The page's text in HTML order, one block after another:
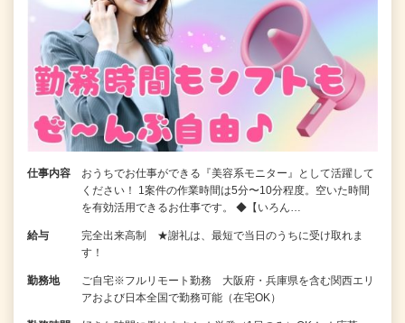
仕事内容
おうちでお仕事ができる『美容系モニター』として活躍して
ください！ 1案件の作業時間は5分〜10分程度。空いた時間
を有効活用できるお仕事です。 ◆【いろん…
給与
完全出来高制 ★謝礼は、最短で当日のうちに受け取れま
す！
勤務地
ご自宅※フルリモート勤務 大阪府・兵庫県を含む関西エリ
アおよび日本全国で勤務可能（在宅OK）